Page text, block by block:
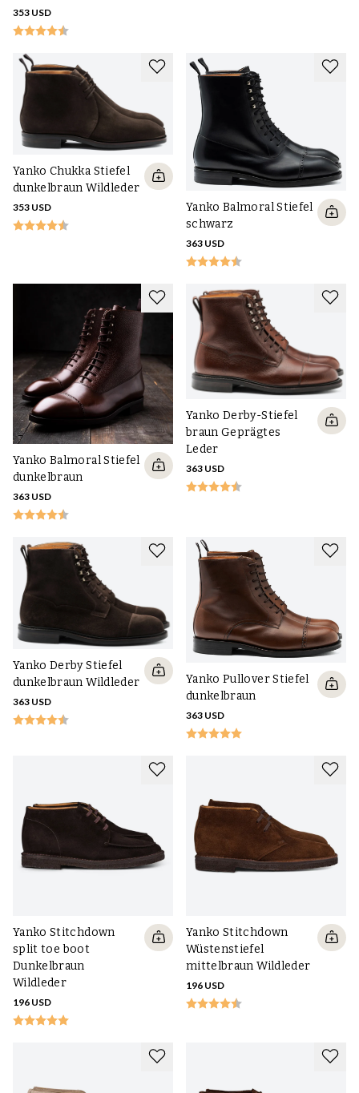
353 USD
Yanko Chukka Stiefel
dunkelbraun Wildleder
353 USD
Yanko Balmoral Stiefel
schwarz
363 USD
Yanko Balmoral Stiefel
dunkelbraun
363 USD
Yanko Derby-Stiefel
braun Geprägtes
Leder
363 USD
Yanko Derby Stiefel
dunkelbraun Wildleder
363 USD
Yanko Pullover Stiefel
dunkelbraun
363 USD
Yanko Stitchdown
split toe boot
Dunkelbraun
Wildleder
196 USD
Yanko Stitchdown
Wüstenstiefel
mittelbraun Wildleder
196 USD